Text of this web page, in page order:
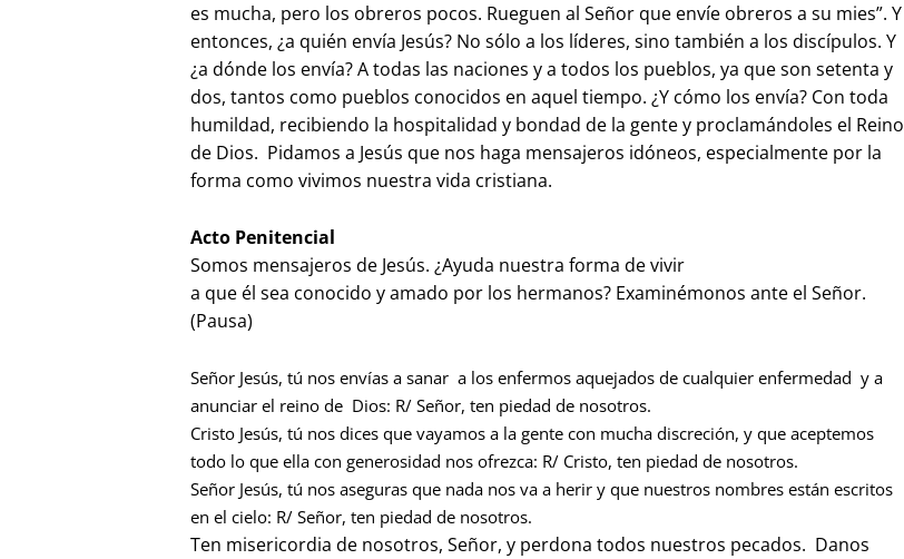
es mucha, pero los obreros pocos. Rueguen al Señor que envíe obreros a su mies”. Y
entonces, ¿a quién envía Jesús? No sólo a los líderes, sino también a los discípulos. Y
¿a dónde los envía? A todas las naciones y a todos los pueblos, ya que son setenta y
dos, tantos como pueblos conocidos en aquel tiempo. ¿Y cómo los envía? Con toda
humildad, recibiendo la hospitalidad y bondad de la gente y proclamándoles el Reino
de Dios. Pidamos a Jesús que nos haga mensajeros idóneos, especialmente por la
forma como vivimos nuestra vida cristiana.
Acto Penitencial
Somos mensajeros de Jesús. ¿Ayuda nuestra forma de vivir
a que él sea conocido y amado por los hermanos? Examinémonos ante el Señor.
(Pausa)
Señor Jesús, tú nos envías a sanar a los enfermos aquejados de cualquier enfermedad y a
anunciar el reino de Dios: R/ Señor, ten piedad de nosotros.
Cristo Jesús, tú nos dices que vayamos a la gente con mucha discreción, y que aceptemos
todo lo que ella con generosidad nos ofrezca: R/ Cristo, ten piedad de nosotros.
Señor Jesús, tú nos aseguras que nada nos va a herir y que nuestros nombres están escritos
en el cielo: R/ Señor, ten piedad de nosotros.
Ten misericordia de nosotros, Señor, y perdona todos nuestros pecados. Danos